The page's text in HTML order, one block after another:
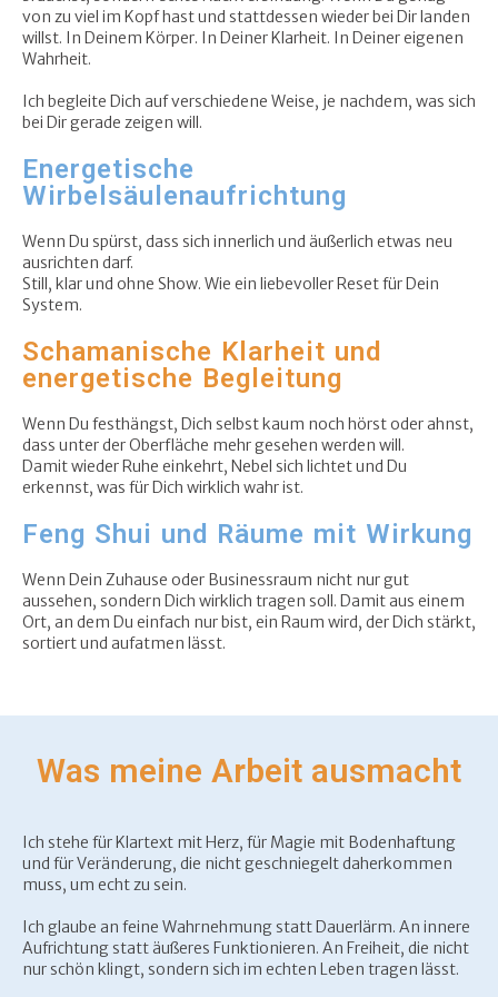
von zu viel im Kopf hast und stattdessen wieder bei Dir landen
willst. In Deinem Körper. In Deiner Klarheit. In Deiner eigenen
Wahrheit.
Ich begleite Dich auf verschiedene Weise, je nachdem, was sich
bei Dir gerade zeigen will.
Energetische
Wirbelsäulenaufrichtung
Wenn Du spürst, dass sich innerlich und äußerlich etwas neu
ausrichten darf.
Still, klar und ohne Show. Wie ein liebevoller Reset für Dein
System.
Schamanische Klarheit und
energetische Begleitung
Wenn Du festhängst, Dich selbst kaum noch hörst oder ahnst,
dass unter der Oberfläche mehr gesehen werden will.
Damit wieder Ruhe einkehrt, Nebel sich lichtet und Du
erkennst, was für Dich wirklich wahr ist.
Feng Shui und Räume mit Wirkung
Wenn Dein Zuhause oder Businessraum nicht nur gut
aussehen, sondern Dich wirklich tragen soll. Damit aus einem
Ort, an dem Du einfach nur bist, ein Raum wird, der Dich stärkt,
sortiert und aufatmen lässt.
Was meine Arbeit ausmacht
Ich stehe für Klartext mit Herz, für Magie mit Bodenhaftung
und für Veränderung, die nicht geschniegelt daherkommen
muss, um echt zu sein.
Ich glaube an feine Wahrnehmung statt Dauerlärm. An innere
Aufrichtung statt äußeres Funktionieren. An Freiheit, die nicht
nur schön klingt, sondern sich im echten Leben tragen lässt.